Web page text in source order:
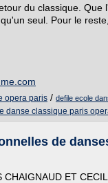
du classique. Que
seul. Pour le
opera paris / defile ecole
danse classique paris
de
ET